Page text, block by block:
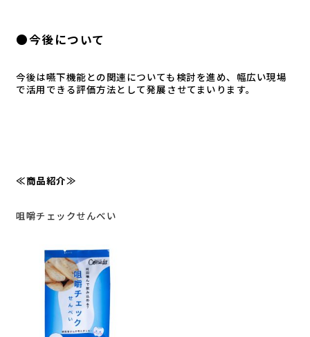
●今後について
今後は嚥下機能との関連についても検討を進め、幅広い現場
で活用できる評価方法として発展させてまいります。
≪商品紹介≫
咀嚼チェックせんべい